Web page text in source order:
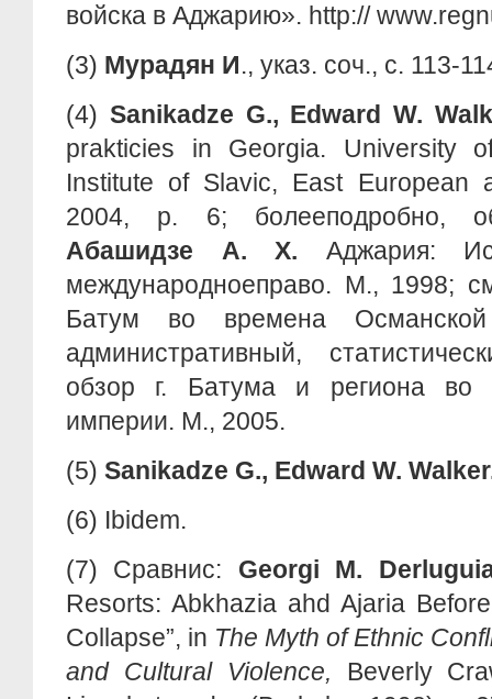
войска в Аджарию». http://
(3) Мурадян И., указ. соч., с. 113-
(4) Sanikadze G., Edward W.
prakticies in Georgia. University
Institute of Slavic, East European
2004, p. 6; болееподробно,
Абашидзе А. Х. Аджария:
международноеправо. М., 1998;
Батум во времена
административный,
обзор г. Батума и региона во
империи. М., 2005.
(5) Sanikadze G., Edward W.
(6) Ibidem.
(7) Сравнис: Georgi M.
Resorts: Abkhazia ahd Ajaria
Collapse”, in The Myth of Ethnic
and Cultural Violence, Beverly